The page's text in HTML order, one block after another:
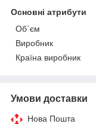
Основні атрибути
Об`єм
Виробник
Країна виробник
Умови доставки
Нова Пошта